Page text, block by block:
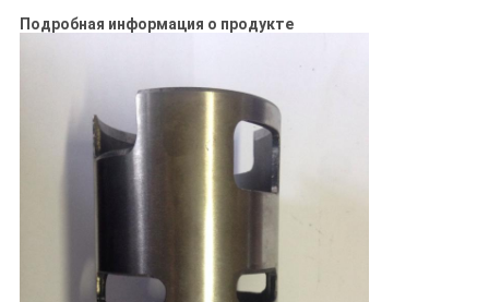
Подробная информация о продукте